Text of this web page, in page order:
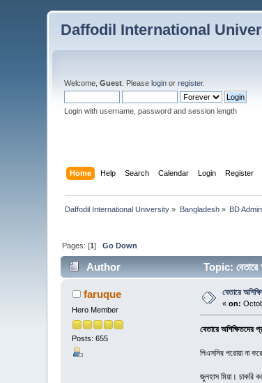
Daffodil International
Welcome,Guest . Pleaselogin orregister.
Login with username, password and session length
Home Help Search Calendar Login Register
Daffodil International University » Bangladesh» BD
Pages: [1]Go Down
Author Topic: বেতারে
faruque
Hero Member
Posts: 655
বেতারে
«on:
বেতারে অশিক্ষিতদের
পিএসসির পরোয়া না
জুলহাস মিয়া। চাকরি